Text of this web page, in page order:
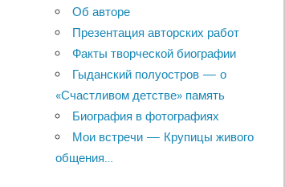
Об авторе
Презентация авторских работ
Факты творческой биографии
Гыданский полуостров — о
«Счастливом детстве» память
Биография в фотографиях
Мои встречи — Крупицы живого
общения…